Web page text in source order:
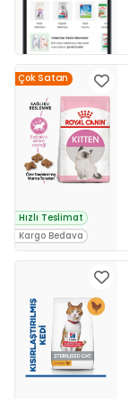
Çok Satan
Hızlı Teslimat
Kargo Bedava